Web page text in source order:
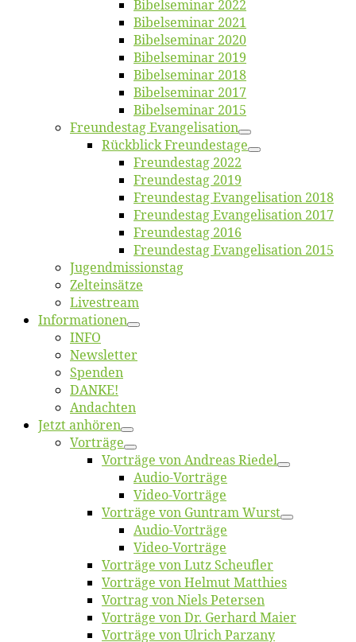
Bi­bel­se­mi­nar 2022
Bi­bel­se­mi­nar 2021
Bi­bel­se­mi­nar 2020
Bi­bel­se­mi­nar 2019
Bi­bel­se­mi­nar 2018
Bibelsemi­nar 2017
Bibelsemi­nar 2015
Freun­des­tag Evangelisation
Rück­blick Freundestage
Freun­des­tag 2022
Freun­des­tag 2019
Freun­des­tag Evan­ge­li­sa­ti­on 2018
Freun­des­tag Evan­ge­li­sa­ti­on 2017
Freun­des­tag 2016
Freun­des­tag Evan­ge­li­sa­ti­on 2015
Jugend­mis­sions­tag
Zelt­ein­sät­ze
Live­stream
Informatio­nen
INFO
News­let­ter
Spen­den
DANKE!
An­dach­ten
Jetzt an­hö­ren
Vor­trä­ge
Vor­trä­ge von An­dre­as Riedel
Au­dio-Vor­trä­ge
Vi­deo-Vor­trä­ge
Vor­trä­ge von Gun­tram Wurst
Au­dio-Vor­trä­ge
Vi­deo-Vor­trä­ge
Vor­trä­ge von Lutz Scheufler
Vor­trä­ge von Hel­mut Matthies
Vor­trag von Niels Petersen
Vor­trä­ge von Dr. Ger­hard Maier
Vor­trä­ge von Ul­rich Parzany